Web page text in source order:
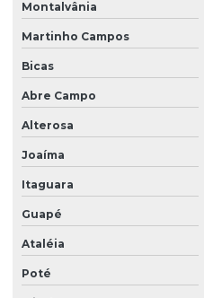
Montalvânia
Martinho Campos
Bicas
Abre Campo
Alterosa
Joaíma
Itaguara
Guapé
Ataléia
Poté